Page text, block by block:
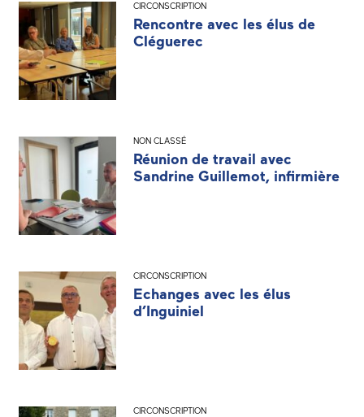
CIRCONSCRIPTION
Rencontre avec les élus de
Cléguerec
NON CLASSÉ
Réunion de travail avec
Sandrine Guillemot, infirmière
CIRCONSCRIPTION
Echanges avec les élus
d’Inguiniel
CIRCONSCRIPTION